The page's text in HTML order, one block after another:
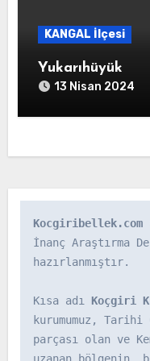
KANGAL İlçesi
Yukarıhüyük
13 Nisan 2024
Kocgiribellek.com
İnanç Araştırma
hazırlanmıştır.
Kısa adı Koçgiri
kurumumuz,
parçası olan ve
uzanan bölgenin,